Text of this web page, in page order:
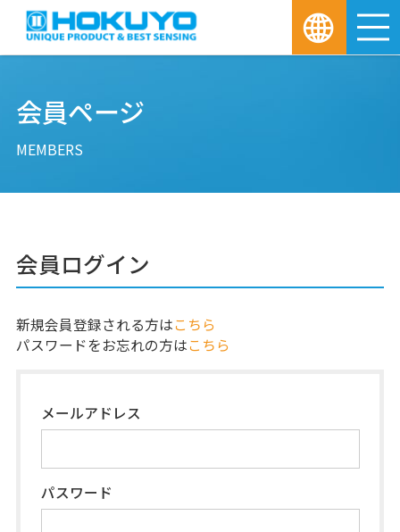
会員ページ
MEMBERS
会員ログイン
新規会員登録される方はこちら
パスワードをお忘れの方はこちら
メールアドレス
パスワード